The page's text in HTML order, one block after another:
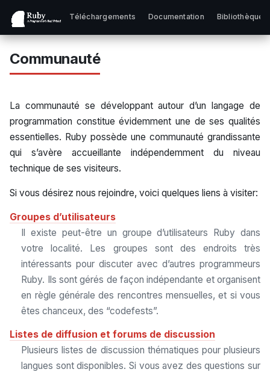
Téléchargements Documentation Bibliothèques
Communauté
La communauté se développant autour d’un langage de
programmation constitue évidemment une de ses qualités
essentielles. Ruby possède une communauté grandissante
qui s’avère accueillante indépendemment du niveau
technique de ses visiteurs.
Si vous désirez nous rejoindre, voici quelques liens à visiter:
Groupes d’utilisateurs
Il existe peut-être un groupe d’utilisateurs Ruby dans
votre localité. Les groupes sont des endroits très
intéressants pour discuter avec d’autres programmeurs
Ruby. Ils sont gérés de façon indépendante et organisent
en règle générale des rencontres mensuelles, et si vous
êtes chanceux, des “codefests”.
Listes de diffusion et forums de discussion
Plusieurs listes de discussion thématiques pour plusieurs
langues sont disponibles. Si vous avez des questions sur